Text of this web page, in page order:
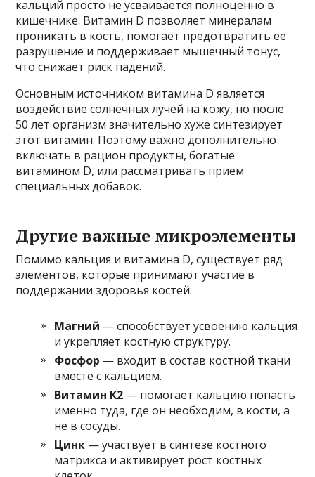
кальций просто не усваивается полноценно в
кишечнике. Витамин D позволяет минералам
проникать в кость, помогает предотвратить её
разрушение и поддерживает мышечный тонус,
что снижает риск падений.
Основным источником витамина D является
воздействие солнечных лучей на кожу, но после
50 лет организм значительно хуже синтезирует
этот витамин. Поэтому важно дополнительно
включать в рацион продукты, богатые
витамином D, или рассматривать прием
специальных добавок.
Другие важные микроэлементы
Помимо кальция и витамина D, существует ряд
элементов, которые принимают участие в
поддержании здоровья костей:
Магний — способствует усвоению кальция
и укрепляет костную структуру.
Фосфор — входит в состав костной ткани
вместе с кальцием.
Витамин К2 — помогает кальцию попасть
именно туда, где он необходим, в кости, а
не в сосуды.
Цинк — участвует в синтезе костного
матрикса и активирует рост костных